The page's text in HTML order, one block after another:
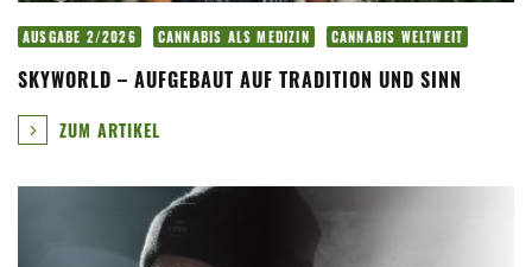
AUSGABE 2/2026 CANNABIS ALS MEDIZIN CANNABIS WELTWEIT
SKYWORLD – AUFGEBAUT AUF TRADITION UND SINN
ZUM ARTIKEL